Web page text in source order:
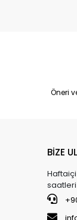
Öneri
BİZE
Haftaiçi